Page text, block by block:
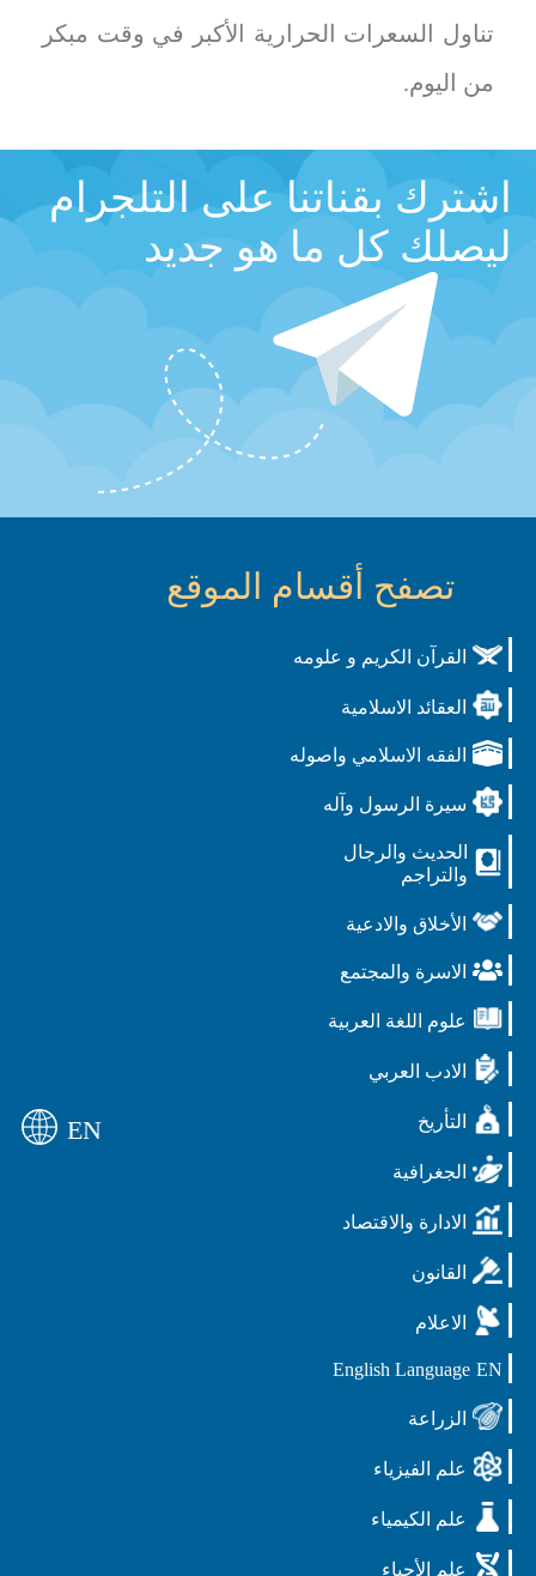
تناول السعرات الحرارية الأكبر في وقت مبكر
من اليوم.
اشترك بقناتنا على التلجرام
ليصلك كل ما هو جديد
تصفح أقسام الموقع
القرآن الكريم و علومه
العقائد الاسلامية
الفقه الاسلامي واصوله
سيرة الرسول وآله
الحديث والرجال
والتراجم
الأخلاق والادعية
الاسرة والمجتمع
علوم اللغة العربية
الادب العربي
التأريخ
الجغرافية
الادارة والاقتصاد
القانون
الاعلام
EN
English Language
الزراعة
علم الفيزياء
علم الكيمياء
علم الأحياء
EN